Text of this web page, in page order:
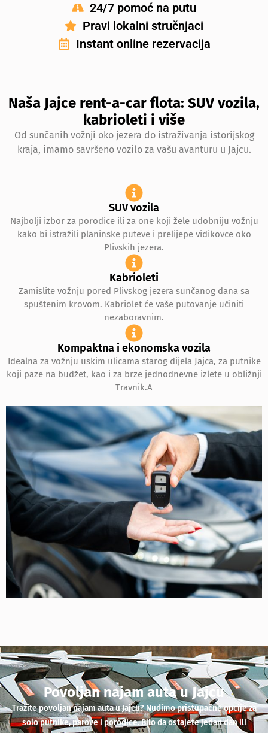
24/7 pomoć na putu
Pravi lokalni stručnjaci
Instant online rezervacija
Naša Jajce rent-a-car flota: SUV vozila,
kabrioleti i više
Od sunčanih vožnji oko jezera do istraživanja istorijskog
kraja, imamo savršeno vozilo za vašu avanturu u Jajcu.
SUV vozila
Najbolji izbor za porodice ili za one koji žele udobniju vožnju
kako bi istražili planinske puteve i prelijepe vidikovce oko
Plivskih jezera.
Kabrioleti
Zamislite vožnju pored Plivskog jezera sunčanog dana sa
spuštenim krovom. Kabriolet će vaše putovanje učiniti
nezaboravnim.
Kompaktna i ekonomska vozila
Idealna za vožnju uskim ulicama starog dijela Jajca, za putnike
koji paze na budžet, kao i za brze jednodnevne izlete u obližnji
Travnik.A
Povoljan najam auta u Jajcu
Tražite povoljan najam auta u Jajcu? Nudimo pristupačne opcije za
solo putnike, parove i porodice. Bilo da ostajete jedan dan ili